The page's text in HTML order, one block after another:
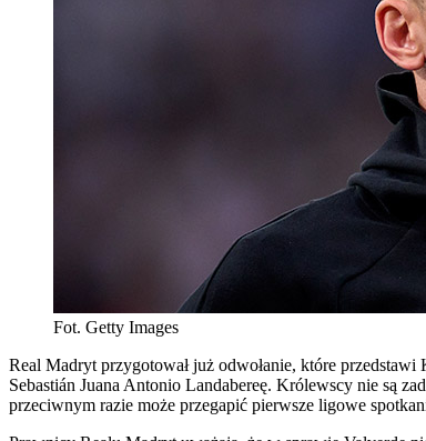
Fot. Getty Images
Real Madryt przygotował już odwołanie, które
Sebastián Juana Antonio Landabereę. Królewscy nie są
przeciwnym razie może przegapić pierwsze ligowe